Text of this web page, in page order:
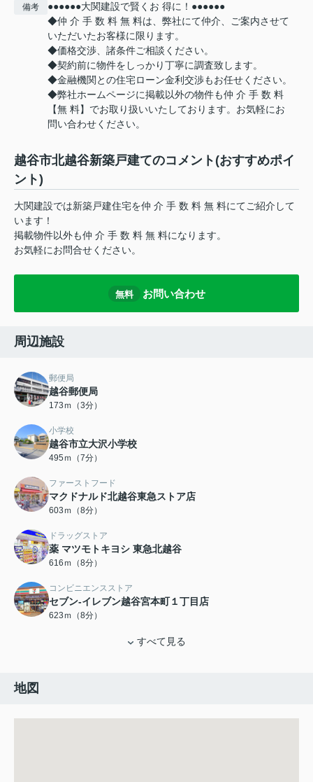
備考
●●●●●●大関建設で賢くお 得に！●●●●●●
◆仲 介 手 数 料 無 料は、弊社にて仲介、ご案内させて
いただいたお客様に限ります。
◆価格交渉、諸条件ご相談ください。
◆契約前に物件をしっかり丁寧に調査致します。
◆金融機関との住宅ローン金利交渉もお任せください。
◆弊社ホームページに掲載以外の物件も仲 介 手 数 料
【無 料】でお取り扱いいたしております。お気軽にお
問い合わせください。
越谷市北越谷新築戸建てのコメント(おすすめポイ
ント)
大関建設では新築戸建住宅を仲 介 手 数 料 無 料にてご紹介して
います！
掲載物件以外も仲 介 手 数 料 無 料になります。
お気軽にお問合せください。
無料 お問い合わせ
周辺施設
郵便局
越谷郵便局
173ｍ（3分）
小学校
越谷市立大沢小学校
495ｍ（7分）
ファーストフード
マクドナルド北越谷東急ストア店
603ｍ（8分）
ドラッグストア
薬 マツモトキヨシ 東急北越谷
616ｍ（8分）
コンビニエンスストア
セブン-イレブン越谷宮本町１丁目店
623ｍ（8分）
すべて見る
地図